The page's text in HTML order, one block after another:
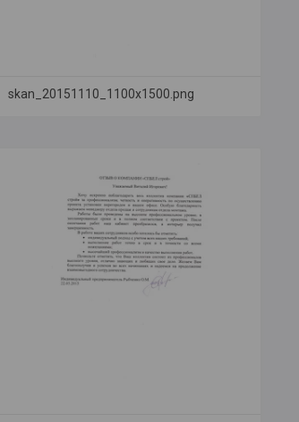
skan_20151110_1100x1500.png